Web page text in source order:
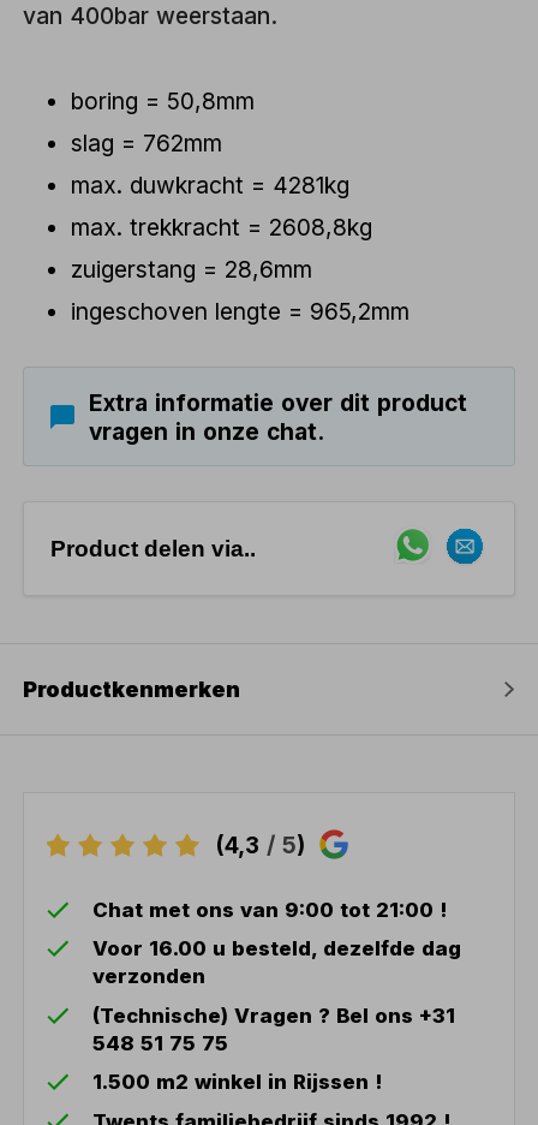
van 400bar weerstaan.
boring = 50,8mm
slag = 762mm
max. duwkracht = 4281kg
max. trekkracht = 2608,8kg
zuigerstang = 28,6mm
ingeschoven lengte = 965,2mm
Extra informatie over dit product
vragen in onze chat.
Product delen via..
Productkenmerken
(4,3 / 5)
Chat met ons van 9:00 tot 21:00 !
Voor 16.00 u besteld, dezelfde dag
verzonden
(Technische) Vragen ? Bel ons +31
548 51 75 75
1.500 m2 winkel in Rijssen !